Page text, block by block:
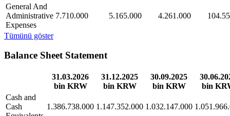
General And
Administrative
Expenses
7.710.000 5.165.000 4.261.000
Tümünü göster
Balance Sheet Statement
31.03.2026
bin KRW
31.12.2025
bin KRW
30.09.2025
bin KRW
bin
Cash and
Cash
1.386.738.000 1.147.352.000 1.032.147.000